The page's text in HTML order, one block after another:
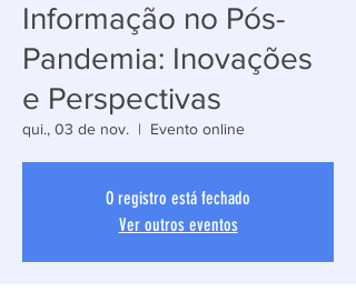
Informação no Pós-
Pandemia: Inovações
e Perspectivas
qui., 03 de nov.
  |
Evento online
O registro está fechado
Ver outros eventos